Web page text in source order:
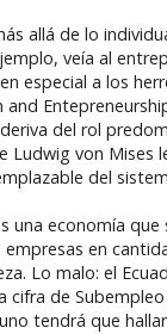
allá de lo
veía al
especial a los
del rol
Ludwig von
del
una economía
en
Lo malo: el
de
tendrá que